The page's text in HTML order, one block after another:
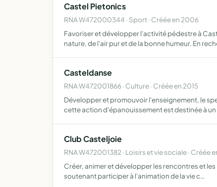
Castel Pietonics
RNA W472000344 · Sport · Créée en 2006
Favoriser et développer l'activité pédestre à
nature, de l'air pur et de la bonne humeur. En
Casteldanse
RNA W472001866 · Culture · Créée en 2015
Développer et promouvoir l'enseignement, le
cette action d'épanouissement est destinée à
Club Casteljoie
RNA W472001382 · Loisirs et vie sociale · Créée
Créer, animer et développer les rencontres et
soutenant participer à l'animation de la vie c…